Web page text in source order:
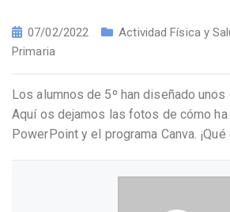
07/02/2022 Actividad Física y
Primaria
Los alumnos de 5º han diseñado
Aquí os dejamos las fotos de cómo ha
PowerPoint y el programa Canva. ¡Qué